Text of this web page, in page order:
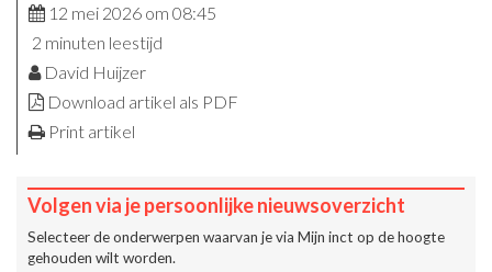
12 mei 2026 om 08:45
2 minuten leestijd
David Huijzer
Download artikel als PDF
Print artikel
Volgen via je persoonlijke nieuwsoverzicht
Selecteer de onderwerpen waarvan je via Mijn inct op de hoogte
gehouden wilt worden.